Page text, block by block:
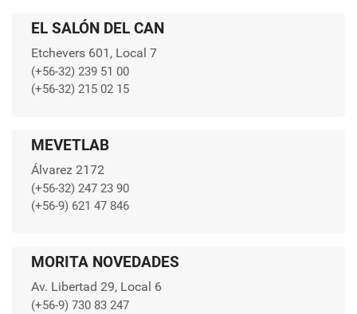
EL SALÓN DEL CAN
Etchevers 601, Local 7
(+56-32) 239 51 00
(+56-32) 215 02 15
MEVETLAB
Álvarez 2172
(+56-32) 247 23 90
(+56-9) 621 47 846
MORITA NOVEDADES
Av. Libertad 29, Local 6
(+56-9) 730 83 247